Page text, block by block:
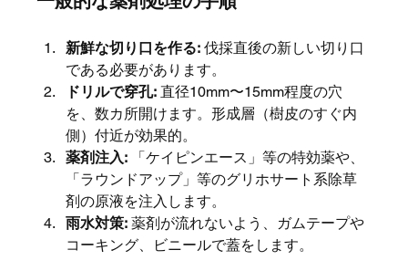
新鮮な切り口を作る: 伐採直後の新しい切り口
である必要があります。
ドリルで穿孔: 直径10mm〜15mm程度の穴
を、数カ所開けます。形成層（樹皮のすぐ内
側）付近が効果的。
薬剤注入: 「ケイピンエース」等の特効薬や、
「ラウンドアップ」等のグリホサート系除草
剤の原液を注入します。
雨水対策: 薬剤が流れないよう、ガムテープや
コーキング、ビニールで蓋をします。